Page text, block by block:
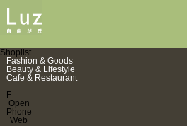
Shoplist
Fashion & Goods
Beauty & Lifestyle
Cafe & Restaurant
F
Open
Phone
Web